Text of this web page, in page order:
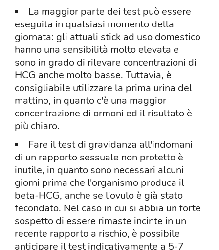
La maggior parte dei test può essere
eseguita in qualsiasi momento della
giornata: gli attuali stick ad uso domestico
hanno una sensibilità molto elevata e
sono in grado di rilevare concentrazioni di
HCG anche molto basse. Tuttavia, è
consigliabile utilizzare la prima urina del
mattino, in quanto c'è una maggior
concentrazione di ormoni ed il risultato è
più chiaro.
Fare il test di gravidanza all'indomani
di un rapporto sessuale non protetto è
inutile, in quanto sono necessari alcuni
giorni prima che l'organismo produca il
beta-HCG, anche se l'ovulo è già stato
fecondato. Nel caso in cui si abbia un forte
sospetto di essere rimaste incinte in un
recente rapporto a rischio, è possibile
anticipare il test indicativamente a 5-7